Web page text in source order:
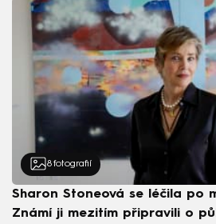
8 fotografií
Sharon Stoneová se léčila po
Známí ji mezitím připravili o